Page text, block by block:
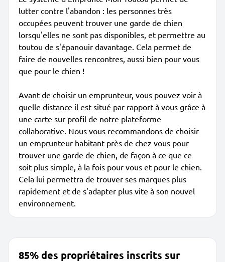
lutter contre l'abandon : les personnes très
occupées peuvent trouver une garde de chien
lorsqu'elles ne sont pas disponibles, et permettre au
toutou de s'épanouir davantage. Cela permet de
faire de nouvelles rencontres, aussi bien pour vous
que pour le chien !
Avant de choisir un emprunteur, vous pouvez voir à
quelle distance il est situé par rapport à vous grâce à
une carte sur profil de notre plateforme
collaborative. Nous vous recommandons de choisir
un emprunteur habitant près de chez vous pour
trouver une garde de chien, de façon à ce que ce
soit plus simple, à la fois pour vous et pour le chien.
Cela lui permettra de trouver ses marques plus
rapidement et de s'adapter plus vite à son nouvel
environnement.
85% des propriétaires inscrits sur